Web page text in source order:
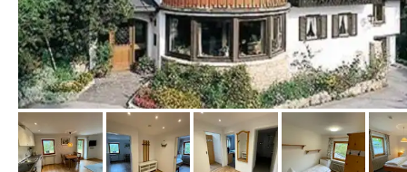
von Booking.com